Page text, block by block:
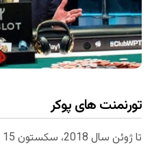
تورنمنت های پوکر